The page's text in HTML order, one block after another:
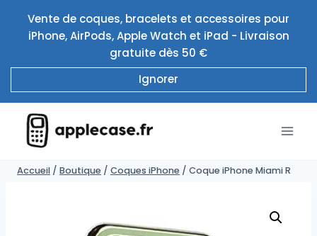
contenu
Vente de coques, bracelets et accessoires pour
iPhone, AirPods, Apple Watch et iPad - Livraison
gratuite dès 50 €
Ignorer
Accueil / Boutique / Coques iPhone / Coque iPhone Miami R